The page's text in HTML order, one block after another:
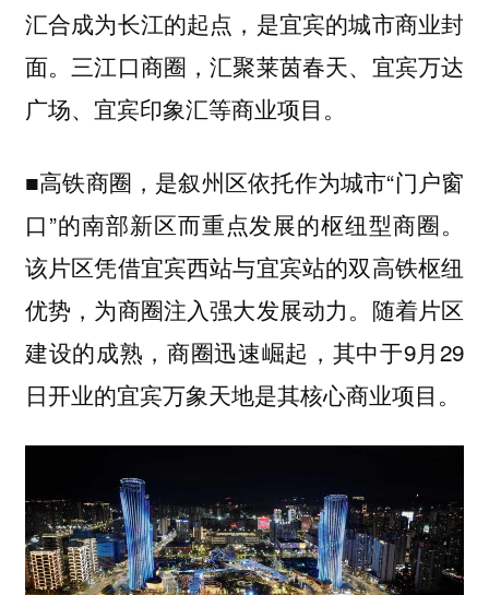
汇合成为长江的起点，是宜宾的城市商业封
面。三江口商圈，汇聚莱茵春天、宜宾万达
广场、宜宾印象汇等商业项目。
■高铁商圈 ，是叙州区依托作为城市“门户窗
口”的南部新区而重点发展的枢纽型商圈。
该片区凭借宜宾西站与宜宾站的双高铁枢纽
优势，为商圈注入强大发展动力。随着片区
建设的成熟，商圈迅速崛起，其中于9月29
日开业的宜宾万象天地是其核心商业项目。